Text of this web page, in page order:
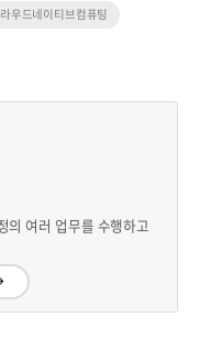
우드네이티브컴퓨팅
의 여러 업무를 수행하고